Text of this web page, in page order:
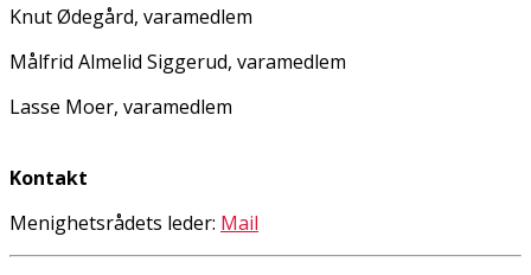
Knut Ødegård, varamedlem
Målfrid Almelid Siggerud, varamedlem
Lasse Moer, varamedlem
Kontakt
Menighetsrådets leder: Mail